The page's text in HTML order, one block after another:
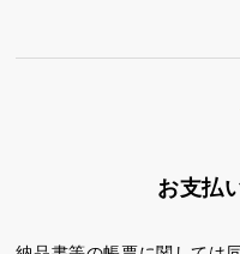
茶どころ 浜
お支払